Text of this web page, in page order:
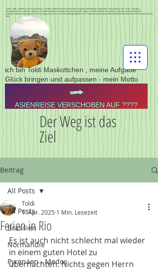
ich bin Toldi Maskottchen , meine Aufgabe
Glück bringen und aufpassen - mein Motto
Toldis - Toldi - toldi Reisen nach Zentralasien, via Polen Lettland, Russland, Kasachstan, Kirgistan,Tadschikistan,Usbekistan, Turkmenistan, Iran, Türkei, Georgien,
Aserbajdschan,Pyrenän,Normandie, Griechenland, Albanien, Serbien, Bosnien, Rumänien, Ungarn, Nordmazedonien, Pyrenäen, Frankreich, Spanien, Marokko,
Gibraltar,Südamerika,Argentinien,Chile,Uruguay,Buenos Aires,Montevideo,Santiago de Chile, Finnland,Litauen,Estland,Lettland,Südafrika,Botswana,Namibia,Sambia, Victoria
Falls,
ASIENREISE VERSCHOBEN AUF ????
Der Weg ist das
Ziel
Beitrag
All Posts
Brasilien
Normandie
Pyrenäen - Medoc
All Posts
Ferien in Rio
Toldi
1. Apr. 2025 1 Min. Lesezeit
Es ist auch nicht schlecht mal wieder
in einem guten Hotel zu
übernachten. Nichts gegen Herrn